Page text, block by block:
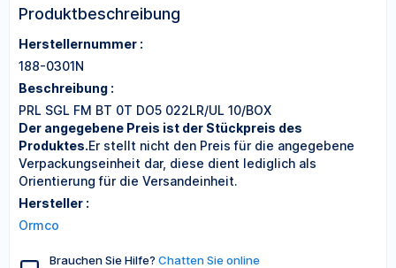
Produktbeschreibung
Herstellernummer :
188-0301N
Beschreibung :
PRL SGL FM BT 0T DO5 022LR/UL 10/BOX
Der angegebene Preis ist der Stückpreis des
Produktes.Er stellt nicht den Preis für die angegebene
Verpackungseinheit dar, diese dient lediglich als
Orientierung für die Versandeinheit.
Hersteller :
Ormco
Brauchen Sie Hilfe? Chatten Sie online